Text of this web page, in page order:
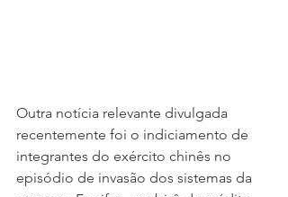
Outra notícia relevante divulgada
recentemente foi o indiciamento de
integrantes do exército chinês no
episódio de invasão dos sistemas da